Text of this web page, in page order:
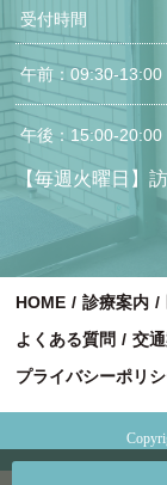
受付時間
午前：09:30-13:00
午後：15:00-20:00
【毎週火曜日】
HOME 診療案内
よくある質問
交
プライバシーポリ